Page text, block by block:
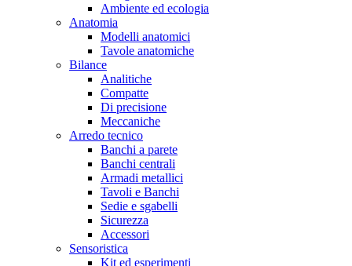
Ambiente ed ecologia
Anatomia
Modelli anatomici
Tavole anatomiche
Bilance
Analitiche
Compatte
Di precisione
Meccaniche
Arredo tecnico
Banchi a parete
Banchi centrali
Armadi metallici
Tavoli e Banchi
Sedie e sgabelli
Sicurezza
Accessori
Sensoristica
Kit ed esperimenti